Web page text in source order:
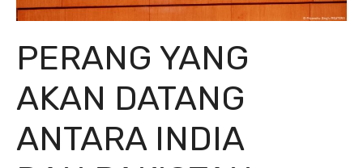
PERANG YANG
AKAN DATANG
ANTARA INDIA